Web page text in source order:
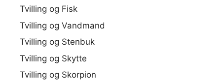
Tvilling og Fisk
Tvilling og Vandmand
Tvilling og Stenbuk
Tvilling og Skytte
Tvilling og Skorpion